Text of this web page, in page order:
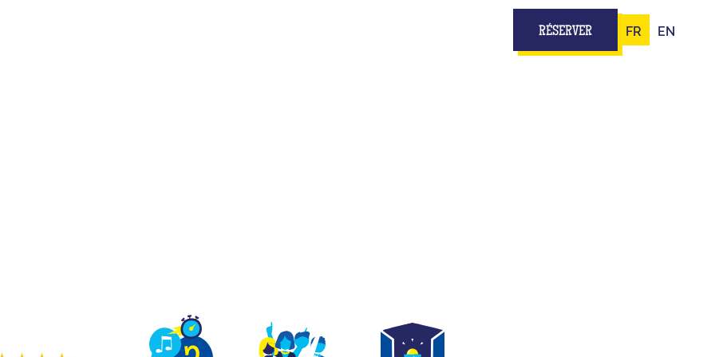
RÉSERVER FR EN